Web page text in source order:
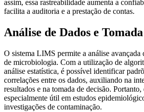
assim, essa rastreabilidade aumenta a
facilita a auditoria e a prestação de contas.
Análise de Dados e
O sistema LIMS permite a análise avançada
de microbiologia. Com a utilização de
análise estatística, é possível identificar
correlações entre os dados, auxiliando na
resultados e na tomada de decisão. Portanto,
especialmente útil em estudos
investigações de contaminação.